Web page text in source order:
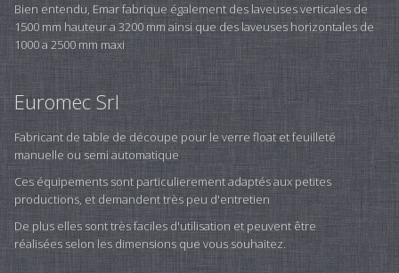
Bien entendu, Emar fabrique également des laveuses verticales de
1500 mm hauteur a 3200 mm ainsi que des laveuses horizontales de
1000 a 2500 mm maxi
Euromec Srl
Fabricant de table de découpe pour le verre float et feuilleté
manuelle ou semi automatique
Ces équipements sont particulierement adaptés aux petites
productions, et demandent très peu d'entretien
De plus elles sont très faciles d'utilisation et peuvent être
réalisées selon les dimensions que vous souhaitez.